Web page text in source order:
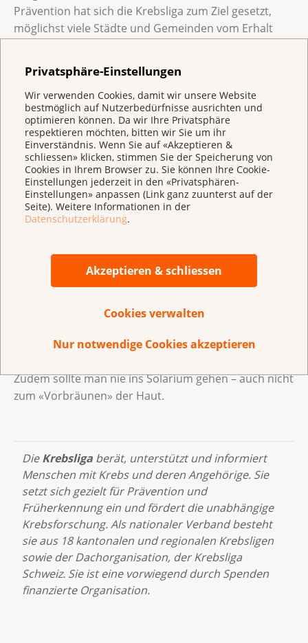
Privatsphäre-Einstellungen
Wir verwenden Cookies, damit wir unsere Website
bestmöglich auf Nutzerbedürfnisse ausrichten und
optimieren können. Da wir Ihre Privatsphäre
respektieren möchten, bitten wir Sie um ihr
Einverständnis. Wenn Sie auf «Akzeptieren &
schliessen» klicken, stimmen Sie der Speicherung von
Cookies in Ihrem Browser zu. Sie können Ihre Cookie-
Einstellungen jederzeit in den «Privatsphären-
Einstellungen» anpassen (Link ganz zuunterst auf der
Seite). Weitere Informationen in der
Datenschutzerklärung.
Akzeptieren & schliessen
Cookies verwalten
Nur notwendige Cookies akzeptieren
Prävention hat sich die Krebsliga zum Ziel gesetzt,
möglichst viele Städte und Gemeinden vom Erhalt
erzielen.
Die wichtigsten Sonnenschutztipps
Sonnencreme kommt bei den Schutzmassnahmen
erst an dritter Stelle. Hier die Top 3 der
wirkungsvollsten Tipps:
Schattenist der beste Sonnenschutz – zwischen
11 und 15 Uhr im Schatten bleiben
Sonnenschutzmittelregelmässig und in
genügender Menge auftragen – sie sollten UVA-
und UVB-Filter und mindestens Lichtschutzfaktor
unbeschränkten Aufenthalt in der Sonne
Zudem sollte man nie ins Solarium gehen – auch nicht
zum «Vorbräunen» der Haut.
DieKrebsliga berät, unterstützt und informiert
Menschen mit Krebs und deren Angehörige. Sie
setzt sich gezielt für Prävention und
Früherkennung ein und fördert die unabhängige
Krebsforschung. Als nationaler Verband besteht
sie aus 18 kantonalen und regionalen Krebsligen
sowie der Dachorganisation, der Krebsliga
Schweiz. Sie ist eine vorwiegend durch Spenden
finanzierte Organisation.